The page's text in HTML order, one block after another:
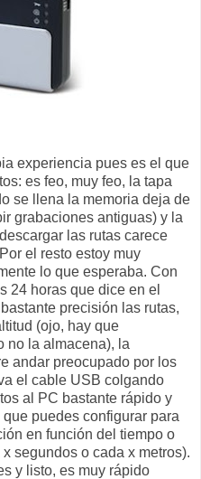
experiencia pues es el que
es feo, muy feo, la tapa
se llena la memoria deja de
grabaciones antiguas) y la
las rutas carece
el resto estoy muy
lo que esperaba. Con
24 horas que dice en el
precisión las rutas,
(ojo, hay que
no la almacena), la
andar preocupado por los
el cable USB colgando
al PC bastante rápido y
puedes configurar para
en función del tiempo o
segundos o cada x metros).
y listo, es muy rápido